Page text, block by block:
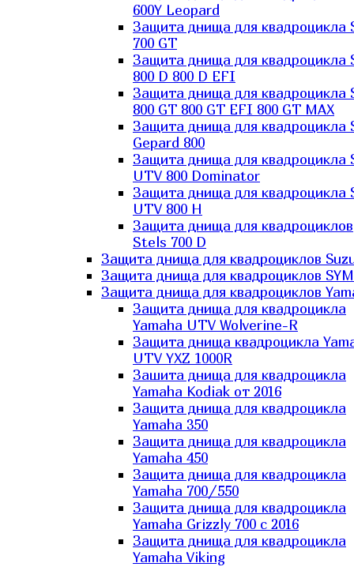
600Y Leopard
Защита днища для квадроцикла
700 GT
Защита днища для квадроцикла
800 D 800 D EFI
Защита днища для квадроцикла
800 GT 800 GT EFI 800 GT MAX
Защита днища для квадроцикла
Gepard 800
Защита днища для квадроцикла
UTV 800 Dominator
Защита днища для квадроцикла
UTV 800 H
Защита днища для квадроциклов
Stels 700 D
Защита днища для квадроциклов
Защита днища для квадроциклов SYM
Защита днища для квадроциклов
Защита днища для квадроцикла
Yamaha UTV Wolverine-R
Защита днища квадроцикла
UTV YXZ 1000R
Зашита днища для квадроцикла
Yamaha Kodiak от 2016
Защита днища для квадроцикла
Yamaha 350
Защита днища для квадроцикла
Yamaha 450
Защита днища для квадроцикла
Yamaha 700/550
Защита днища для квадроцикла
Yamaha Grizzly 700 с 2016
Защита днища для квадроцикла
Yamaha Viking